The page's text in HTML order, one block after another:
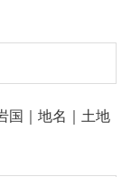
国｜地名｜土地